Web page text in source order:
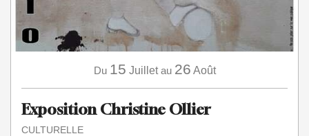
Du 15 Juillet au 26 Août
Exposition Christine Ollier
CULTURELLE